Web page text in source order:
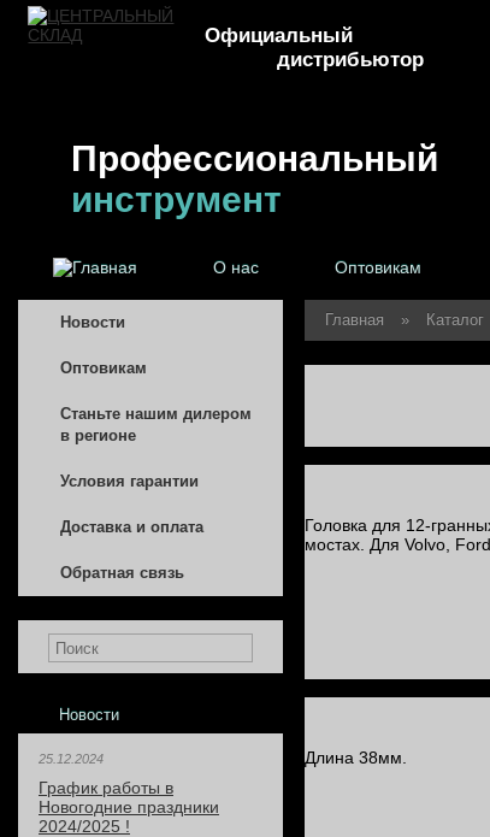
Официальный
дистрибьютор
Профессиональный
инструмент
О нас Оптовикам
Новости
Оптовикам
Станьте нашим дилером
в регионе
Условия гарантии
Доставка и оплата
Обратная связь
Новости
25.12.2024
График работы в
Новогодние праздники
2024/2025 !
Главная » Каталог
Головка для 12-
мостах. Для Volvo,
Длина 38мм.